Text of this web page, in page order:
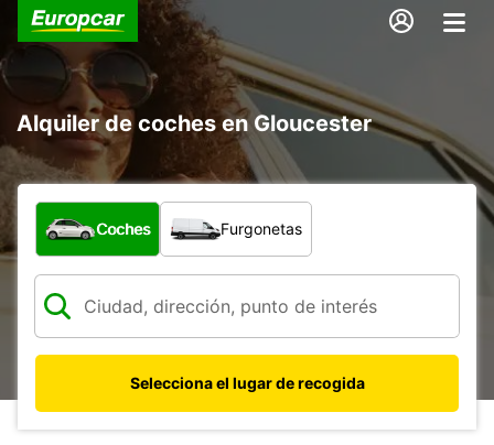
Alquiler de coches en Gloucester
¿Qué tipo de vehículo?
Coches Furgonetas
Selecciona el lugar de recogida